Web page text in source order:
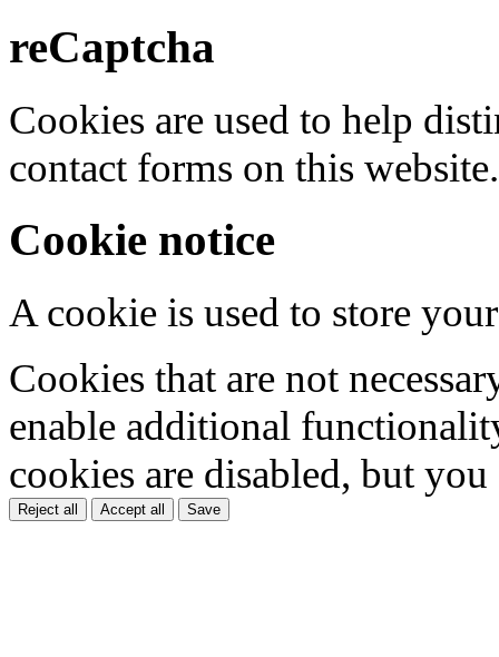
reCaptcha
Cookies are used to help
contact forms on this website.
Cookie notice
A cookie is used to store
Cookies that are not
enable additional
cookies are disabled, but
Reject all Accept all Save